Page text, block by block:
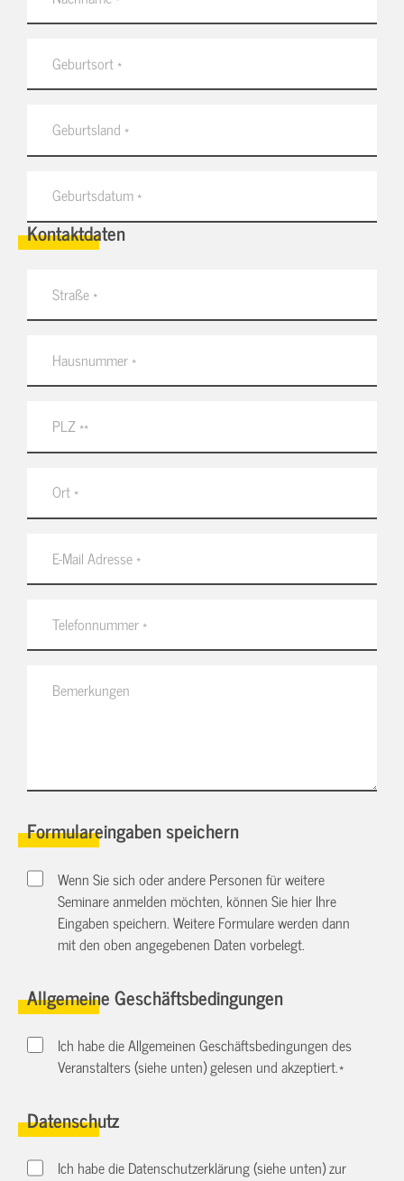
Kontaktdaten
Formulareingaben speichern
Wenn Sie sich oder andere Personen für weitere
Seminare anmelden möchten, können Sie hier Ihre
Eingaben speichern. Weitere Formulare werden dann
mit den oben angegebenen Daten vorbelegt.
Allgemeine Geschäftsbedingungen
Ich habe die Allgemeinen Geschäftsbedingungen des
Veranstalters (siehe unten) gelesen und akzeptiert.*
Datenschutz
Ich habe die Datenschutzerklärung (siehe unten) zur